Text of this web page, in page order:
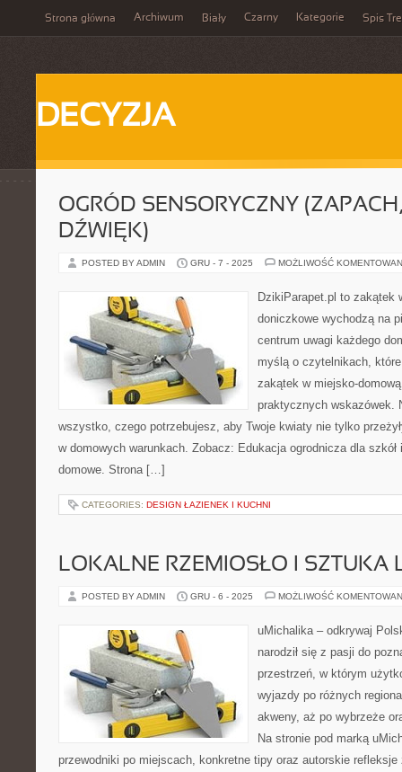
Strona główna Archiwum Biały Czarny Kategorie Spis
DECYZJA
OGRÓD SENSORYCZNY
DŹWIĘK)
POSTED BY ADMIN GRU - 7 - 2025 MOŻLIWOŚĆ
DzikiParapet.pl to zakątek
doniczkowe wychodzą na
centrum uwagi każdego
myślą o czytelnikach,
zakątek w miejsko-
praktycznych wskazówek.
wszystko, czego potrzebujesz, aby Twoje kwiaty nie tylko
w domowych warunkach. Zobacz: Edukacja ogrodnicza dla
domowe. Strona […]
CATEGORIES: DESIGN ŁAZIENEK I KUCHNI
LOKALNE RZEMIOSŁO I SZTUKA
POSTED BY ADMIN GRU - 6 - 2025 MOŻLIWOŚĆ
uMichalika – odkrywaj
narodził się z pasji do
przestrzeń, w którym
wyjazdy po różnych
akweny, aż po wybrzeże
Na stronie pod marką
przewodniki po miejscach, konkretne tipy oraz autorskie